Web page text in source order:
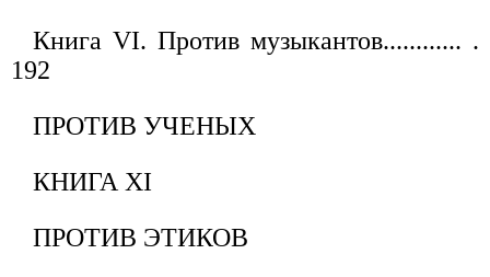
Книга VI. Против музыкантов............ .
192
ПРОТИВ УЧЕНЫХ
КНИГА XI
ПРОТИВ ЭТИКОВ